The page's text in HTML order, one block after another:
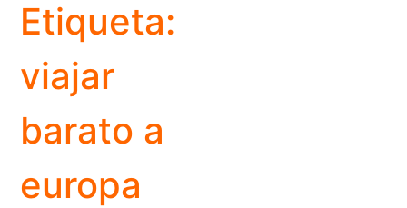
Etiqueta:
viajar
barato a
europa